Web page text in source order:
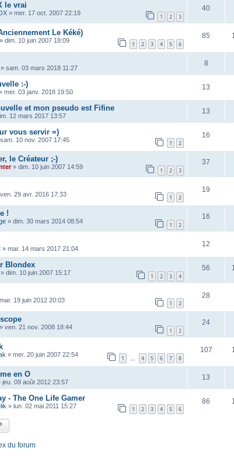
le vrai
» mer. 17 oct. 2007 22:19 1 2 3
40
Le Kéké)
» dim. 10 juin 2007 18:09 1 2 3 4 5 6
85
» sam. 03 mars 2018 11:27
8
:-)
mer. 03 janv. 2018 19:50
13
et mon pseudo est Fifine
12 mars 2017 13:57
13
vous servir =)
sam. 10 nov. 2007 17:45 1 2
16
le Créateur ;-)
» dim. 10 juin 2007 14:59 1 2 3
37
ven. 29 avr. 2016 17:33 1 2
19
!
» dim. 30 mars 2014 08:54 1 2
16
» mar. 14 mars 2017 21:04
12
Blondex
» dim. 10 juin 2007 15:17 1 2 3 4
56
mar. 19 juin 2012 20:03 1 2
28
» ven. 21 nov. 2008 18:44 1 2
24
» mer. 20 juin 2007 22:54 1 … 4 5 6 7 8
107
en O
jeu. 09 août 2012 23:57
13
- The One Life Gamer
» lun. 02 mai 2011 15:27 1 2 3 4 5 6
86
du forum